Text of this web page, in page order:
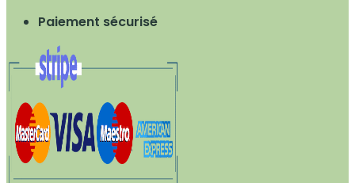
Paiement sécurisé